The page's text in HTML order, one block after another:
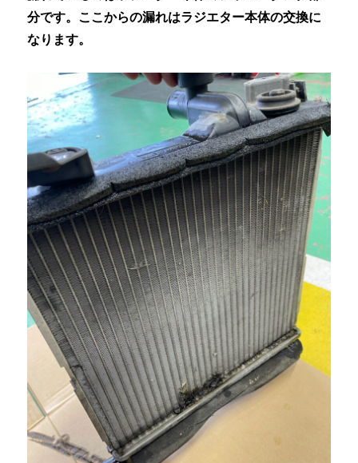
分です。ここからの漏れはラジエター本体の交換に
なります。